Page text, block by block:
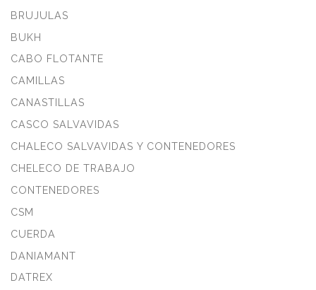
BRUJULAS
BUKH
CABO FLOTANTE
CAMILLAS
CANASTILLAS
CASCO SALVAVIDAS
CHALECO SALVAVIDAS Y CONTENEDORES
CHELECO DE TRABAJO
CONTENEDORES
CSM
CUERDA
DANIAMANT
DATREX